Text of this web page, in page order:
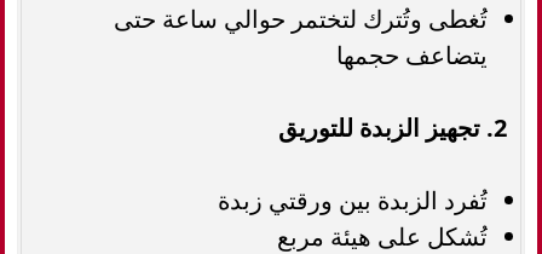
تُغطى وتُترك لتختمر حوالي ساعة حتى
يتضاعف حجمها
2. تجهيز الزبدة للتوريق
تُفرد الزبدة بين ورقتي زبدة
تُشكل على هيئة مربع